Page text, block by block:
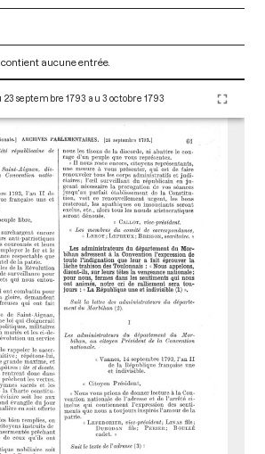
aucune entrée.
23 septembre 1793 au 3 octobre 1793